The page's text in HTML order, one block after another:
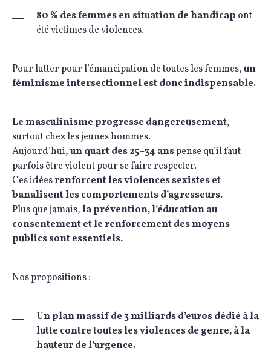
80 % des femmes en situation de handicap ont
été victimes de violences.
Pour lutter pour l’émancipation de toutes les femmes,un
féminisme intersectionnel est donc indispensable.
Le masculinisme progresse dangereusement,
surtout chez les jeunes hommes.
Aujourd’hui,un quart des 25–34 anspense qu’il faut
parfois être violent pour se faire respecter.
Ces idéesrenforcent les violences sexistes et
banalisent les comportements d’agresseurs.
Plus que jamais,la prévention, l’éducation au
consentement et le renforcement des moyens
publics sont essentiels.
Nos propositions :
Un plan massif de 3 milliards d’euros dédié à la
lutte contre toutes les violences de genre, à la
hauteur de l’urgence.